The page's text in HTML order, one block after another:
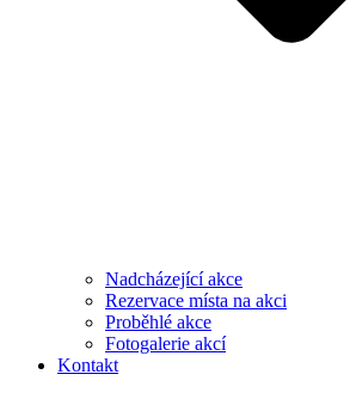
Nadcházející akce
Rezervace místa na akci
Proběhlé akce
Fotogalerie akcí
Kontakt